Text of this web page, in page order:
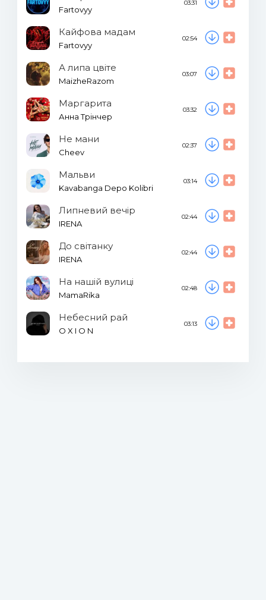
Fartovyy
03:31
Кайфова мадам
Fartovyy
02:54
А липа цвіте
MaizheRazom
03:07
Маргарита
Анна Трінчер
03:32
Не мани
Cheev
02:37
Мальви
Kavabanga Depo Kolibri
03:14
Липневий вечір
IRENA
02:44
До світанку
IRENA
02:44
На нашій вулиці
MamaRika
02:48
Небесний рай
O X I O N
03:13